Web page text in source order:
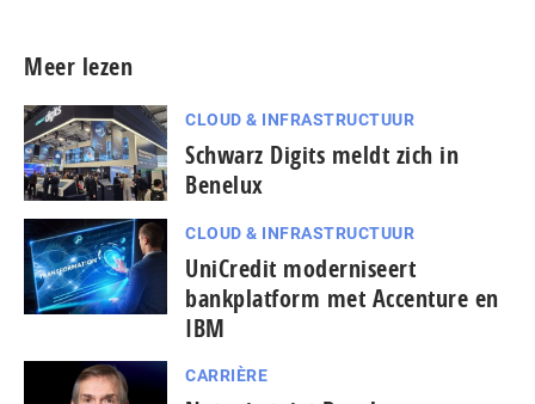
Meer lezen
CLOUD & INFRASTRUCTUUR
Schwarz Digits meldt zich in
Benelux
CLOUD & INFRASTRUCTUUR
UniCredit moderniseert
bankplatform met Accenture en
IBM
CARRIÈRE